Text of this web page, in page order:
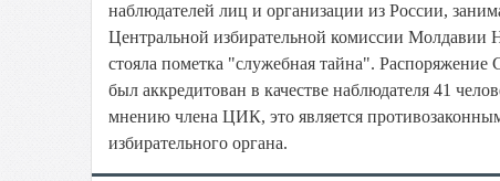
наблюдателей лиц и организации из России,
Центральной избирательной комиссии Молдавии
стояла пометка "служебная тайна".
был аккредитован в качестве наблюдателя 41
мнению члена ЦИК, это является
избирательного органа.